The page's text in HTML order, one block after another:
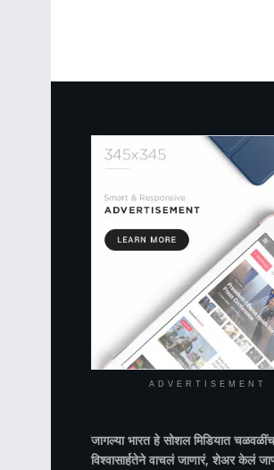
ADVERTISEMENT
जागल्या भारतहे सोशल मिडियात चळवळींच
विश्वासार्हतेने वाचलं जाणारं, शेअर केलं